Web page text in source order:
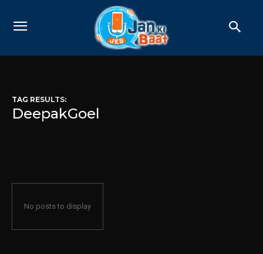
TAG RESULTS:
DeepakGoel
No posts to display